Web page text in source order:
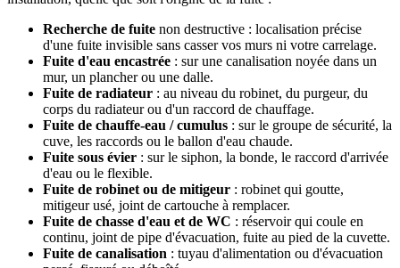
Recherche de fuite non destructive : localisation précise
d'une fuite invisible sans casser vos murs ni votre carrelage.
Fuite d'eau encastrée : sur une canalisation noyée dans un
mur, un plancher ou une dalle.
Fuite de radiateur : au niveau du robinet, du purgeur, du
corps du radiateur ou d'un raccord de chauffage.
Fuite de chauffe-eau / cumulus : sur le groupe de sécurité, la
cuve, les raccords ou le ballon d'eau chaude.
Fuite sous évier : sur le siphon, la bonde, le raccord d'arrivée
d'eau ou le flexible.
Fuite de robinet ou de mitigeur : robinet qui goutte,
mitigeur usé, joint de cartouche à remplacer.
Fuite de chasse d'eau et de WC : réservoir qui coule en
continu, joint de pipe d'évacuation, fuite au pied de la cuvette.
Fuite de canalisation : tuyau d'alimentation ou d'évacuation